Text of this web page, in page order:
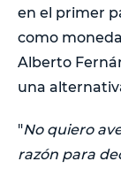
en el primer
como
Alberto
una
"No quiero
razón para